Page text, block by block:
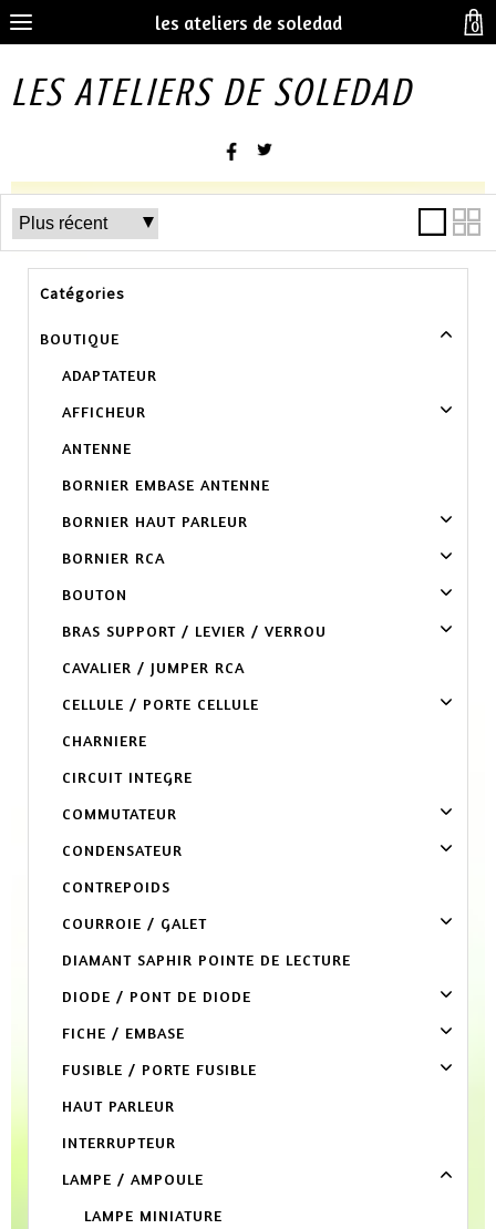
les ateliers de soledad
LES ATELIERS DE SOLEDAD
Catégories
BOUTIQUE
ADAPTATEUR
AFFICHEUR
ANTENNE
BORNIER EMBASE ANTENNE
BORNIER HAUT PARLEUR
BORNIER RCA
BOUTON
BRAS SUPPORT / LEVIER / VERROU
CAVALIER / JUMPER RCA
CELLULE / PORTE CELLULE
CHARNIERE
CIRCUIT INTEGRE
COMMUTATEUR
CONDENSATEUR
CONTREPOIDS
COURROIE / GALET
DIAMANT SAPHIR POINTE DE LECTURE
DIODE / PONT DE DIODE
FICHE / EMBASE
FUSIBLE / PORTE FUSIBLE
HAUT PARLEUR
INTERRUPTEUR
LAMPE / AMPOULE
LAMPE MINIATURE
0